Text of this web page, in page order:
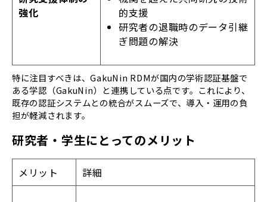
強化
的支援
研究者の退職時のデータ引継
ぎ問題の解決
特に注目すべきは、GakuNin RDMが国内の学術認証基盤で
ある学認（GakuNin）と連携している点です。これにより、
既存の認証システムとの統合がスムーズで、導入・運用の負
担が軽減されます。
研究者・学生にとってのメリット
メリット 詳細